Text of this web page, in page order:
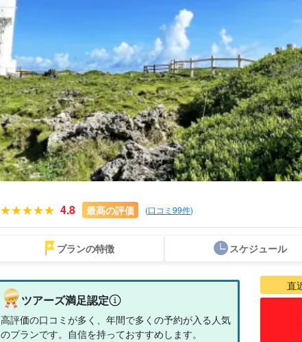
スポットから
送迎付きプラン レンタカー
お得な割引
セットプラン
4.8 最高の評価 (口コミ99件)
プランの特徴 スケジュール
直
ツアーズ満足認定
高評価の口コミが多く、年間で多くの予約が入る人気
のプランです。自信を持っておすすめします。